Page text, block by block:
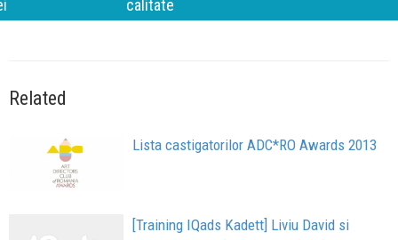
Related
Lista castigatorilor ADC*RO Awards 2013
[Training IQads Kadett] Liviu David si